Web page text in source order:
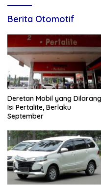
Berita Otomotif
Deretan Mobil yang Dilarang
Isi Pertalite, Berlaku
September